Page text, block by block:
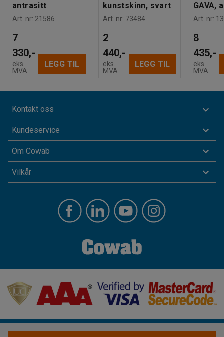
antrasitt
Art. nr: 21586
7
330,-
eks.
MVA
LEGG TIL
kunstskinn, svart
Art. nr: 73484
2
440,-
eks.
MVA
LEGG TIL
GAVA,
Art. nr:
8
435,-
eks.
MVA
Kontakt oss
Kundeservice
Om Cowab
Vilkår